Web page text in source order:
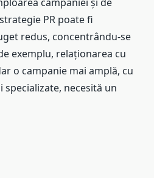
campaniei și de
PR poate fi
redus, concentrându-se
exemplu, relaționarea cu
o campanie mai amplă, cu
necesită un